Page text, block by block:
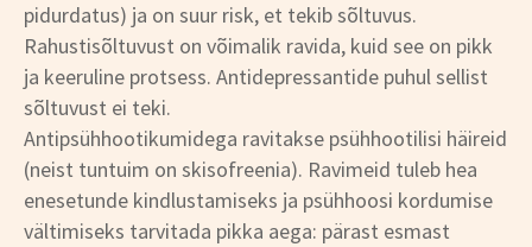
pidurdatus) ja on suur risk, et tekib sõltuvus.
Rahustisõltuvust on võimalik ravida, kuid see on pikk
ja keeruline protsess. Antidepressantide puhul sellist
sõltuvust ei teki.
Antipsühhootikumidega ravitakse psühhootilisi häireid
(neist tuntuim on skisofreenia). Ravimeid tuleb hea
enesetunde kindlustamiseks ja psühhoosi kordumise
vältimiseks tarvitada pikka aega: pärast esmast